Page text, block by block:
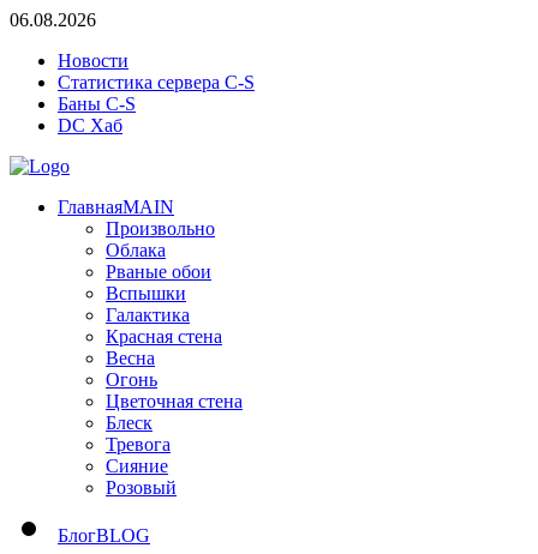
06.08.2026
Новости
Статистика сервера C-S
Баны C-S
DC Хаб
ГлавнаяMAIN
Произвольно
Облака
Рваные обои
Вспышки
Галактика
Красная стена
Весна
Огонь
Цветочная стена
Блеск
Тревога
Сияние
Розовый
БлогBLOG